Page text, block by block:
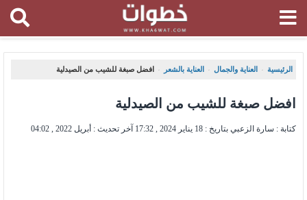
الرئيسية ، العناية والجمال ، العناية بالشعر ، افضل صبغة للشيب من الصيدلية
افضل صبغة للشيب من الصيدلية
كتابة : سارة الزعبي بتاريخ : 18 يناير 2024 , 17:32 آخر تحديث : أبريل 2022 , 04:02